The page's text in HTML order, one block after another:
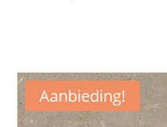
Aanbieding!